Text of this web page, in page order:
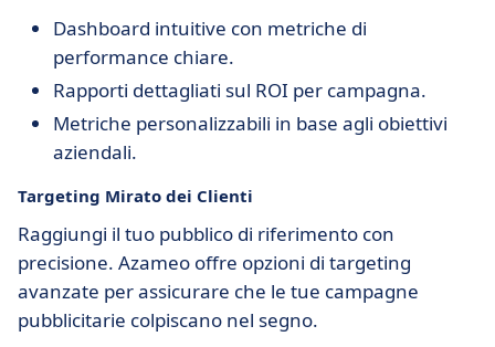
Dashboard intuitive con metriche di
performance chiare.
Rapporti dettagliati sul ROI per campagna.
Metriche personalizzabili in base agli obiettivi
aziendali.
Targeting Mirato dei Clienti
Raggiungi il tuo pubblico di riferimento con
precisione. Azameo offre opzioni di targeting
avanzate per assicurare che le tue campagne
pubblicitarie colpiscano nel segno.